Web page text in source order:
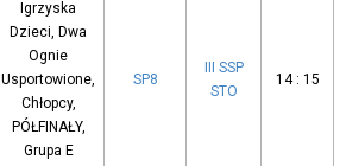
Igrzyska
Dzieci, Dwa
Ognie
Usportowione,
Chłopcy,
PÓŁFINAŁY,
Grupa E
SP8
III SSP
STO
14 : 15